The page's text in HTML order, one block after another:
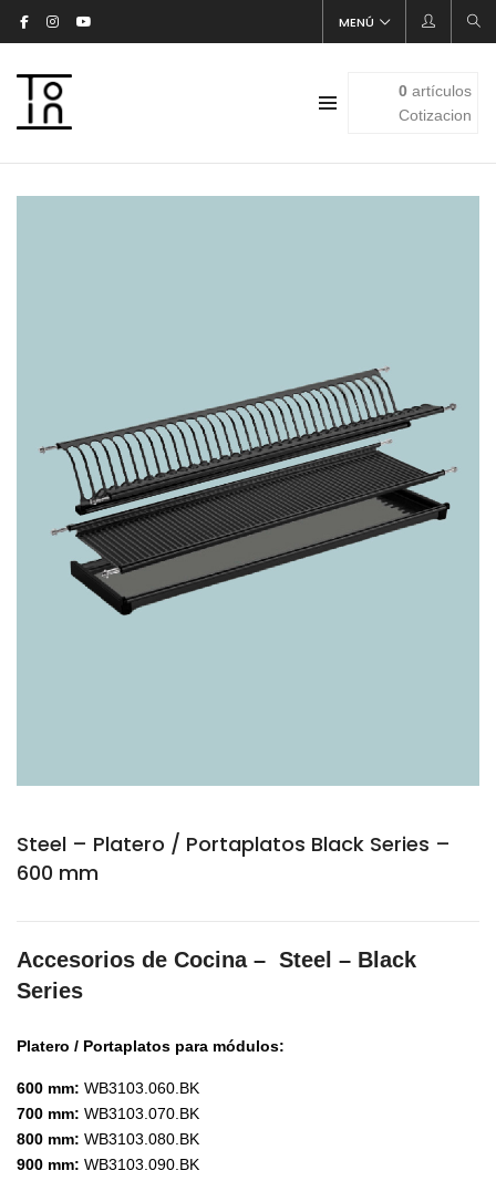
MENÚ
0artículos
Cotizacion
Steel – Platero / Portaplatos Black Series –
600 mm
Accesorios de Cocina – Steel – Black
Series
Platero / Portaplatos para módulos:
600 mm: WB3103.060.BK
700 mm: WB3103.070.BK
800 mm: WB3103.080.BK
900 mm: WB3103.090.BK